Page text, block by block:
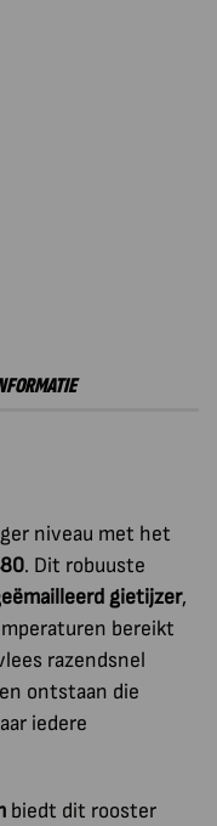
niveau met het
. Dit robuuste
gietijzer,
bereikt
razendsnel
ontstaan die
iedere
biedt dit rooster